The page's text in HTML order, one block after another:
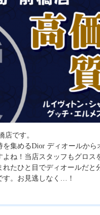
店です。
集めるDior ディオールか
よね！当店スタッフもグロ
れたひと目でディオールだ
す。お見逃しなく…！